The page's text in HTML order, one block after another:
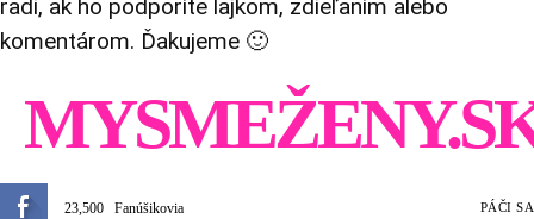
radi, ak ho podporíte lajkom, zdieľaním alebo
komentárom. Ďakujeme 🙂
23,500 Fanúšikovia PÁČI SA